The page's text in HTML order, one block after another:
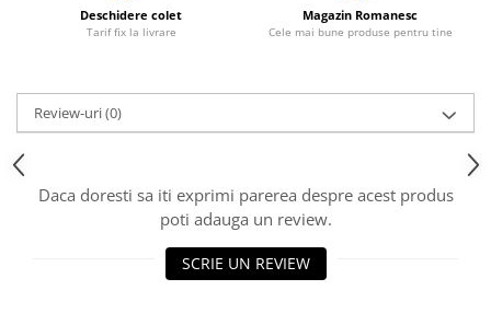
Tocatoare furaje si crengi
Tocatoare crengi
Motocoase, Trimmere si Masini de
tuns gazon
Motocositori cu motoare 2T
Masini de tuns gazon pe benzina
Tractoraș de tuns gazonul
Deschidere colet
Tarif fix la livrare
Magazin Romanesc
Cele mai bune produse pentru tine
Review-uri(0)
Daca doresti sa iti exprimi parerea despre acest produs
poti adauga un review.
SCRIE UN REVIEW